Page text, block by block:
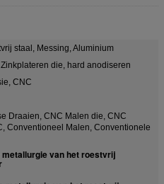
staal, Messing, Aluminium
die, hard anodiseren
CNC
Draaien, CNC Malen die, CNC
Conventioneel Malen, Conventionele
metallurgie van het roestvrij